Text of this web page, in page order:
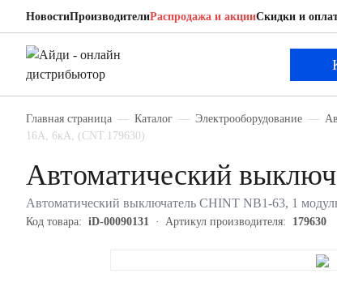
НовостиПроизводителиРаспродажа и акцииСкидки и
Главная страница Каталог Электрооборудование
16А, 6кА, (CNT.179630)
Автоматический
Автоматический выключатель CHINT NB1-63, 1
Код товара: iD-00090131 Артикул производителя: 179630
CHINT 179630
Автоматический выключатель